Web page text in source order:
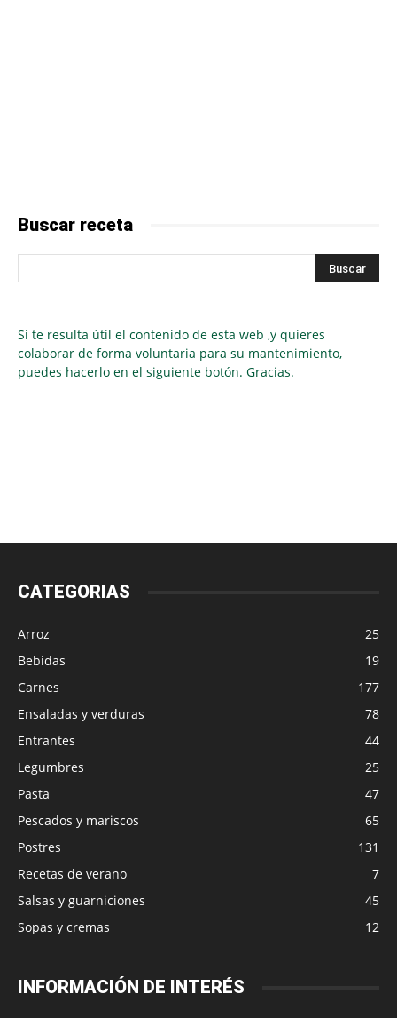
Buscar receta
Si te resulta útil el contenido de esta web ,y quieres
colaborar de forma voluntaria para su mantenimiento,
puedes hacerlo en el siguiente botón. Gracias.
CATEGORIAS
Arroz
25
Bebidas
19
Carnes
177
Ensaladas y verduras
78
Entrantes
44
Legumbres
25
Pasta
47
Pescados y mariscos
65
Postres
131
Recetas de verano
7
Salsas y guarniciones
45
Sopas y cremas
12
INFORMACIÓN DE INTERÉS